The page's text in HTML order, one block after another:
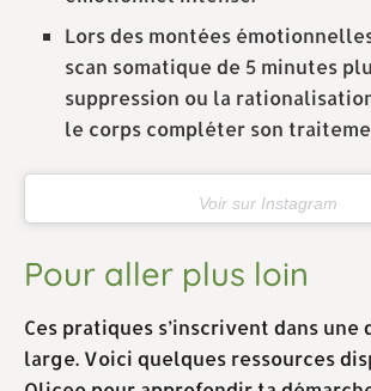
Lors des montées
scan somatique de 5 minutes
suppression ou la
le corps compléter son
Voir sur Instagram
Pour aller plus loin
Ces pratiques s’inscrivent dans une
large. Voici quelques ressources